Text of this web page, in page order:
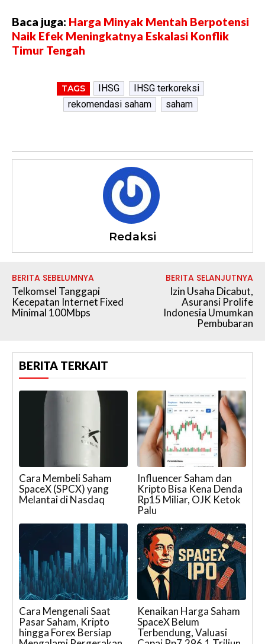
Baca juga: Harga Minyak Mentah Berpotensi
Naik Efek Meningkatnya Eskalasi Konflik
Timur Tengah
TAGS IHSG
IHSG terkoreksi
rekomendasi saham
saham
Redaksi
BERITA SEBELUMNYA
Telkomsel Tanggapi
Kecepatan Internet Fixed
Minimal 100Mbps
BERITA SELANJUTNYA
Izin Usaha Dicabut,
Asuransi Prolife
Indonesia Umumkan
Pembubaran
BERITA TERKAIT
Cara Membeli Saham
SpaceX (SPCX) yang
Melantai di Nasdaq
Influencer Saham dan
Kripto Bisa Kena Denda
Rp15 Miliar, OJK Ketok
Palu
Cara Mengenali Saat
Pasar Saham, Kripto
hingga Forex Bersiap
Kenaikan Harga Saham
SpaceX Belum
Terbendung, Valuasi